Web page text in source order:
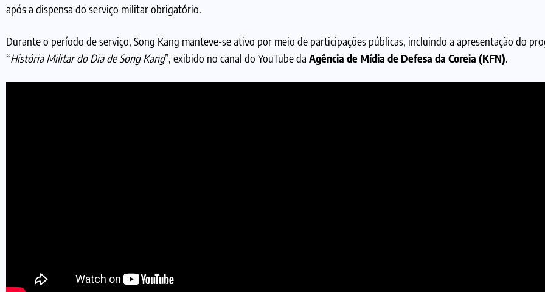
após a dispensa do serviço militar obrigatório.
Durante o período de serviço, Song Kang manteve-se ativo por meio de participações públicas, incluindo a apresentação do
“História Militar do Dia de Song Kang”, exibido no canal do YouTube da Agência de Mídia de Defesa da Coreia (KFN).